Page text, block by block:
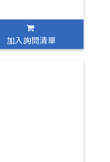
加入詢問清單